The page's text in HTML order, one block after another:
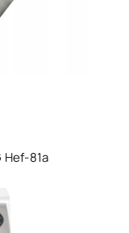
Hef-81a